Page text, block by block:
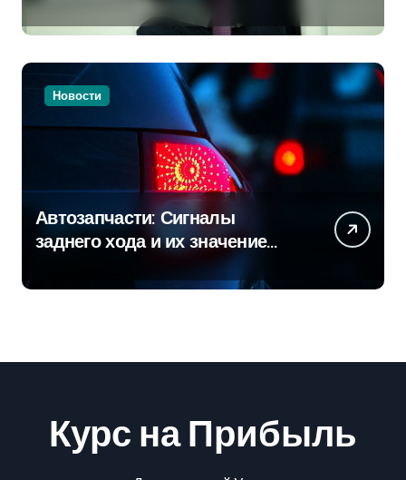
Новости
Автозапчасти: Сигналы
заднего хода и их значение
для безопасности на дороге
Курс на Прибыль